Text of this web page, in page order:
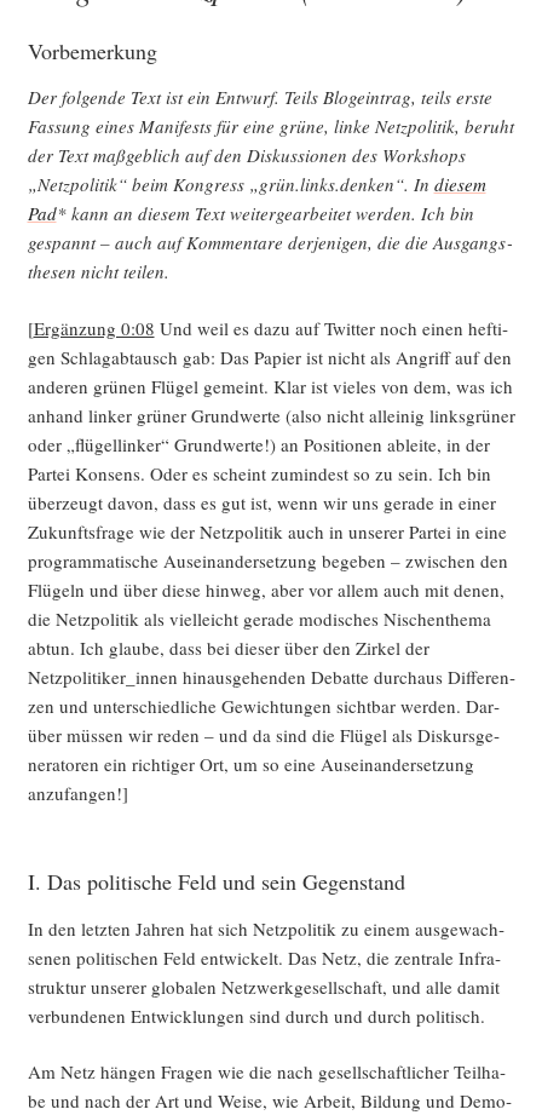
sche
Sci­
ence
Fic­
tion“
Vorbemerkung
Der fol­gen­de Text ist ein Ent­wurf. Teils Blog­ein­trag, teils ers­te
Fas­sung eines Mani­fests für eine grü­ne, lin­ke Netz­po­li­tik, beruht
der Text maß­geb­lich auf den Dis­kus­sio­nen des Work­shops
„Netz­po­li­tik“ beim Kon­gress „grün.links.denken“. In die­sem
Pad* kann an die­sem Text wei­ter­ge­ar­bei­tet wer­den. Ich bin
gespannt – auch auf Kom­men­ta­re der­je­ni­gen, die die Aus­gangs­
the­sen nicht teilen.
[Ergän­zung 0:08 Und weil es dazu auf Twit­ter noch einen hef­ti­
gen Schlag­ab­tausch gab: Das Papier ist nicht als Angriff auf den
ande­ren grü­nen Flü­gel gemeint. Klar ist vie­les von dem, was ich
anhand lin­ker grü­ner Grund­wer­te (also nicht allei­nig links­grü­ner
oder „flü­gel­lin­ker“ Grund­wer­te!) an Posi­tio­nen ablei­te, in der
Par­tei Kon­sens. Oder es scheint zumin­dest so zu sein. Ich bin
über­zeugt davon, dass es gut ist, wenn wir uns gera­de in einer
Zukunfts­fra­ge wie der Netz­po­li­tik auch in unse­rer Par­tei in eine
pro­gram­ma­ti­sche Aus­ein­an­der­set­zung bege­ben – zwi­schen den
Flü­geln und über die­se hin­weg, aber vor allem auch mit denen,
die Netz­po­li­tik als viel­leicht gera­de modi­sches Nischen­the­ma
abtun. Ich glau­be, dass bei die­ser über den Zir­kel der
Netzpolitiker_innen hin­aus­ge­hen­den Debat­te durch­aus Dif­fe­ren­
zen und unter­schied­li­che Gewich­tun­gen sicht­bar wer­den. Dar­
über müs­sen wir reden – und da sind die Flü­gel als Dis­kurs­ge­
ne­ra­to­ren ein rich­ti­ger Ort, um so eine Aus­ein­an­der­set­zung
anzufangen!]
I. Das politische Feld und sein Gegenstand
In den letz­ten Jah­ren hat sich Netz­po­li­tik zu einem aus­ge­wach­
se­nen poli­ti­schen Feld ent­wi­ckelt. Das Netz, die zen­tra­le Infra­
struk­tur unse­rer glo­ba­len Netz­werk­ge­sell­schaft, und alle damit
ver­bun­de­nen Ent­wick­lun­gen sind durch und durch politisch.
Am Netz hän­gen Fra­gen wie die nach gesell­schaft­li­cher Teil­ha­
be und nach der Art und Wei­se, wie Arbeit, Bil­dung und Demo­